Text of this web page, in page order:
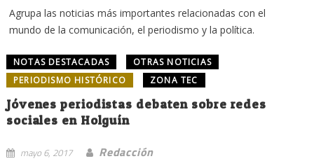
Agrupa las noticias más importantes relacionadas con el
mundo de la comunicación, el periodismo y la política.
NOTAS DESTACADAS
OTRAS NOTICIAS
PERIODISMO HISTÓRICO
ZONA TEC
Jóvenes periodistas debaten sobre redes
sociales en Holguín
mayo 6, 2017
Redacción